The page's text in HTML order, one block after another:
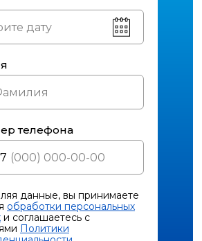
телефона
данные, вы принимаете
обработки персональных
и соглашаетесь с
Политики